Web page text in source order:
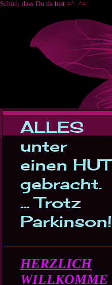
Schön, dass Du da bist =^..^=
ALLES
unter
einen HUT
gebracht.
... Trotz
Parkinson!
HERZLICH
WILLKOMME